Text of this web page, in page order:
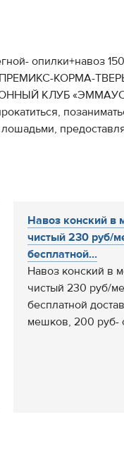
опилки+навоз
КОРМА-
КОННЫЙ КЛУБ
Навоз конский в
чистый 230 руб/
бесплатной...
Навоз конский в
чистый 230 руб/
бесплатной
мешков, 200 руб-